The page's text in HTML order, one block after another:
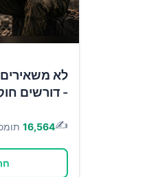
לא
- דורשים
✍️
16,564